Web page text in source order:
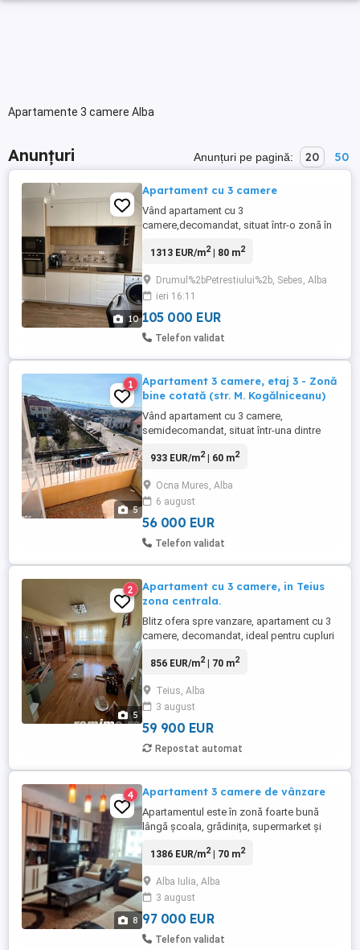
Apartamente 3 camere Alba
Anunțuri Anunțuri pe pagină: 20 50
10
Apartament cu 3 camere
Vând apartament cu 3
camere,decomandat, situat într-o zonă în
Apartamentul se vine mobilat și utilat
1313 EUR/m2| 80 m2
Drumul%2bPetrestiului%2b, Sebes, Alba
ieri 16:11
105 000 EUR
Telefon validat
5
1
Apartament 3 camere, etaj 3 - Zonă
bine cotată (str. M. Kogălniceanu)
Vând apartament cu 3 camere,
semidecomandat, situat într-una dintre
Strada Mihail Kogălniceanu, Bloc 30.
imobil de 4 etaje, oferind un bun echilibru
între accesibilitate și confort termic.
Detalii principale: Suprafață: ...
933 EUR/m2| 60 m2
Ocna Mures, Alba
6 august
56 000 EUR
Telefon validat
5
2
Apartament cu 3 camere, in Teius
zona centrala.
Blitz ofera spre vanzare, apartament cu 3
camere, decomandat, ideal pentru cupluri
dispune de: 3 camere luminoase, perfect
,baie ,bucatarie practica, cu spațiu
suficient pentru gatit și servit masa beci la
subsol. Balcon ideal ...
856 EUR/m2| 70 m2
Teius, Alba
3 august
59 900 EUR
Repostat automat
8
4 Apartament 3 camere de vânzare
Apartamentul este în zonă foarte bună
lângă școala, grădinița, supermarket și
mobilat dotat cu aer condiționat situat la
dormitoare *Două băi *Living *Bucătărie
*Hol *Balcon. NU COLABORAM CU
AGENȚI!!!
1386 EUR/m2| 70 m2
Alba Iulia, Alba
3 august
97 000 EUR
Telefon validat